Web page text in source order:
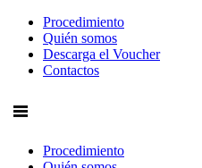
Procedimiento
Quién somos
Descarga el Voucher
Contactos
Procedimiento